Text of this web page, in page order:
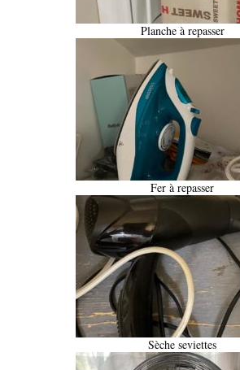
Planche à repasser
Fer à repasser
Sèche seviettes